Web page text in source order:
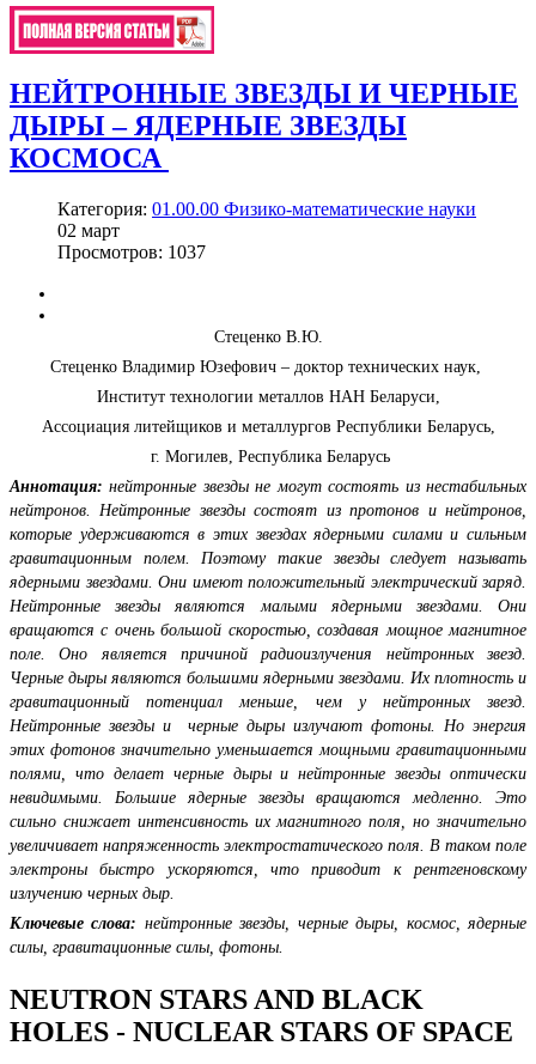
НЕЙТРОННЫЕ ЗВЕЗДЫ И ЧЕРНЫЕ
ДЫРЫ – ЯДЕРНЫЕ ЗВЕЗДЫ
КОСМОСА
Категория: 01.00.00 Физико-математические науки
02 март
Просмотров: 1037
Стеценко В.Ю.
Стеценко Владимир Юзефович – доктор технических наук,
Институт технологии металлов НАН Беларуси,
Ассоциация литейщиков и металлургов Республики Беларусь,
г. Могилев, Республика Беларусь
Аннотация:нейтронные звезды не могут состоять из нестабильных
нейтронов. Нейтронные звезды состоят из протонов и нейтронов,
которые удерживаются в этих звездах ядерными силами и сильным
гравитационным полем. Поэтому такие звезды следует называть
ядерными звездами. Они имеют положительный электрический заряд.
Нейтронные звезды являются малыми ядерными звездами. Они
вращаются с очень большой скоростью, создавая мощное магнитное
поле. Оно является причиной радиоизлучения нейтронных звезд.
Черные дыры являются большими ядерными звездами. Их плотность и
гравитационный потенциал меньше, чем у нейтронных звезд.
Нейтронные звезды и черные дыры излучают фотоны. Но энергия
этих фотонов значительно уменьшается мощными гравитационными
полями, что делает черные дыры и нейтронные звезды оптически
невидимыми. Большие ядерные звезды вращаются медленно. Это
сильно снижает интенсивность их магнитного поля, но значительно
увеличивает напряженность электростатического поля. В таком поле
электроны быстро ускоряются, что приводит к рентгеновскому
излучению черных дыр.
Ключевые слова: нейтронные звезды, черные дыры, космос, ядерные
силы, гравитационные силы, фотоны.
NEUTRON STARS AND BLACK
HOLES - NUCLEAR STARS OF SPACE